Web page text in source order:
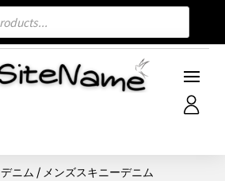
デニム / メンズスキニーデニム